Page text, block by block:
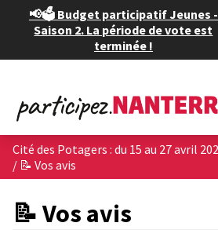
📢🗳️ Budget participatif Jeunes -
Saison 2. La période de vote est
terminée !
/ 📝 Vos avis
📝 Vos avis